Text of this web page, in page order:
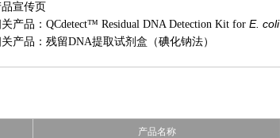
宣传页
产品：QCdetect™ Residual DNA Detection Kit for E. coli
产品：残留DNA提取试剂盒（碘化钠法）
产品名称